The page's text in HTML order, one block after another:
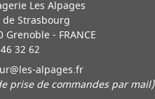
Les Alpages
Strasbourg
Grenoble - FRANCE
32 62
alpages.fr
prise de commandes par mail)